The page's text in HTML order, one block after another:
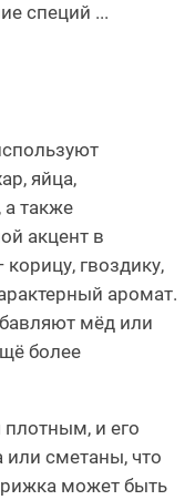
специй ...
яйца,
а также
акцент в
гвоздику,
аромат.
мёд или
более
плотным, и его
или сметаны, что
может быть